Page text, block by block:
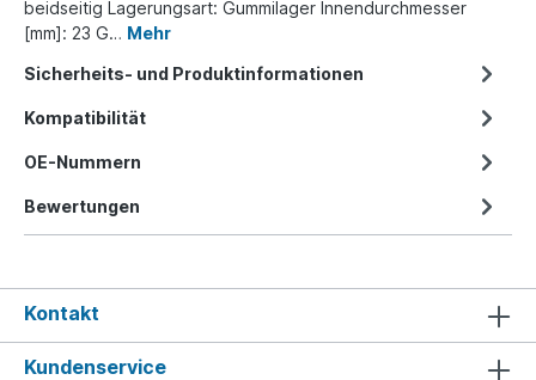
beidseitig Lagerungsart: Gummilager Innendurchmesser
[mm]: 23 G… Mehr
Sicherheits- und Produktinformationen
Kompatibilität
OE-Nummern
Bewertungen
Kontakt
Kundenservice